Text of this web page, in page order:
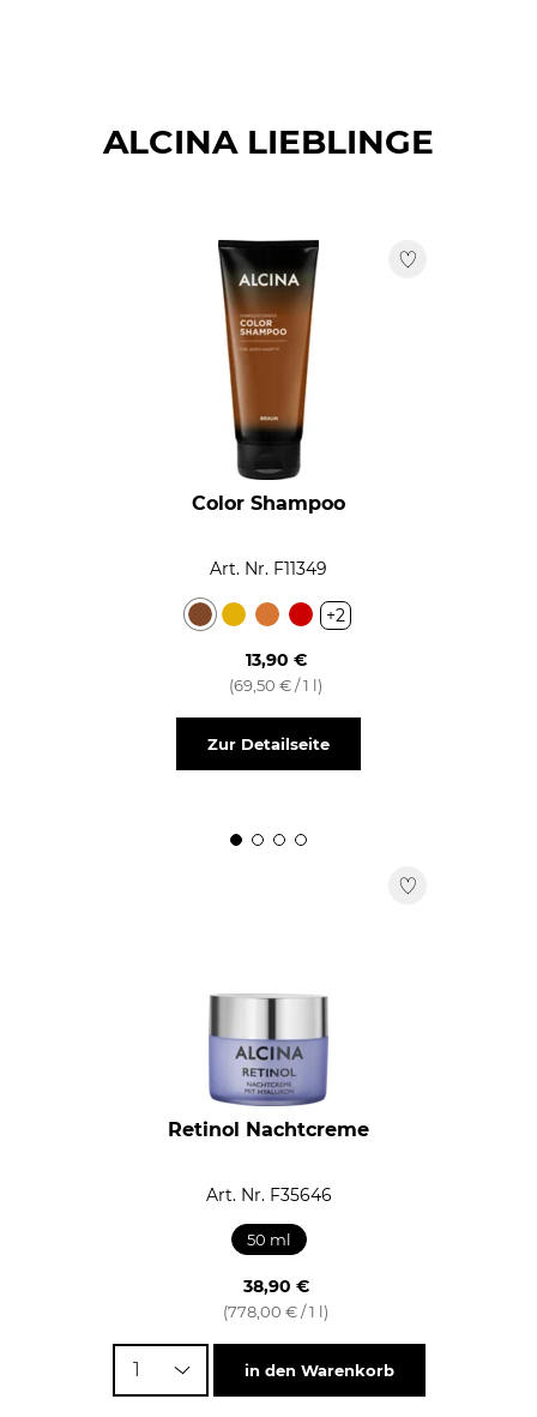
ALCINA LIEBLINGE
Color Shampoo
Art. Nr. F11349
+2
13,90 €
(69,50 € / 1 l)
Zur Detailseite
Retinol Nachtcreme
Art. Nr. F35646
50 ml
38,90 €
(778,00 € / 1 l)
1 in den Warenkorb